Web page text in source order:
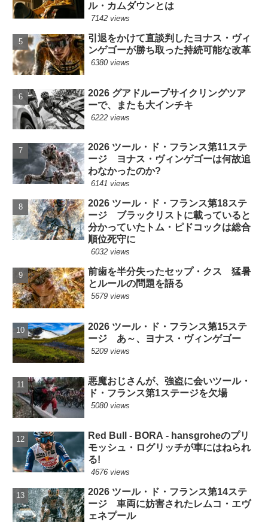
ル・カムダウンとは
7142 views
引退をかけて直談判したヨナス・ヴィ
ンゲゴーが勝ち取った持続可能な改革
6380 views
2026 グアドループサイクリングツア
ーで、またも大インチキ
6222 views
2026 ツール・ド・フランス第11ステ
ージ ヨナス・ヴィンゲゴーは何故追
わなかったのか?
6141 views
2026 ツール・ド・フランス第18ステ
ージ ブラックリストに載っていると
分かっていたトム・ピドコックは総合
順位死守に
6032 views
前歯を半分失ったセップ・クス 猛暑
とルールの問題を語る
5679 views
2026 ツール・ド・フランス第15ステ
ージ あ～、ヨナス・ヴィンゲゴー
5209 views
悪魔おじさんが、強盗に会いツール・
ド・フランス第1ステージを欠場
5080 views
Red Bull - BORA - hansgroheのプリ
モッシュ・ログリッチが車にはねられ
る!
4676 views
2026 ツール・ド・フランス第14ステ
ージ 車両に妨害されたレムコ・エヴ
ェネプール